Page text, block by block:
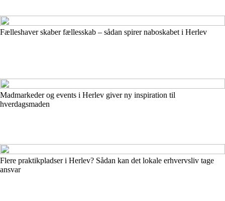
Fælleshaver skaber fællesskab – sådan spirer naboskabet i Herlev
Madmarkeder og events i Herlev giver ny inspiration til
hverdagsmaden
Flere praktikpladser i Herlev? Sådan kan det lokale erhvervsliv tage
ansvar